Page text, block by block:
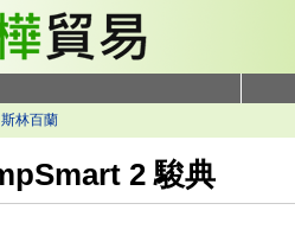
斯林百蘭
2 駿典